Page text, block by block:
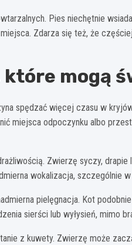
Pies niechętnie
Zdarza się też, że
mogą
spędzać więcej czasu w
miejsca odpoczynku albo
Zwierzę syczy,
wokalizacja, szczególnie
pielęgnacja. Kot
sierści lub wyłysień, mimo
z kuwety. Zwierzę może